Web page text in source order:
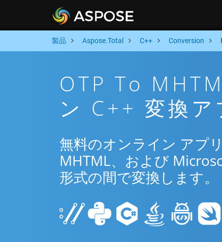
製品 Aspose.Total C++ Conversion
OTP To
ン C++ 変換ア
無料のオンライン アプ
MHTML、および
形式の間で変換します。